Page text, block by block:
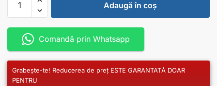
Adaugă în coș
Comandă prin Whatsapp
Grabește-te! Reducerea de preț ESTE GARANTATĂ DOAR
PENTRU